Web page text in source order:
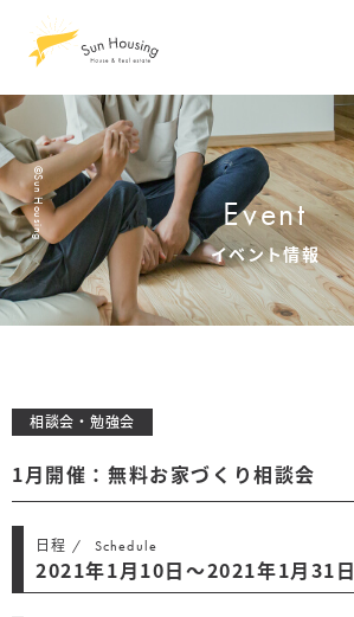
Event
イベント情報
©Sun Housing
相談会・勉強会
1月開催：無料お家づくり相談会
日程 Schedule
2021年1月10日〜2021年1月31日